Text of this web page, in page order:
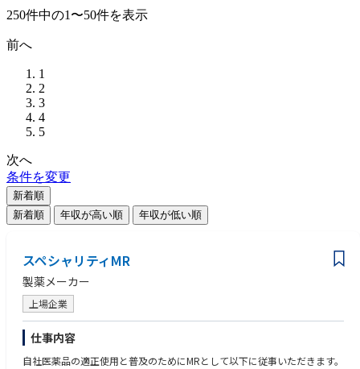
250件中の1〜50件を表示
前へ
1
2
3
4
5
次へ
条件を変更
新着順
新着順
年収が高い順 年収が低い順
スペシャリティMR
製薬メーカー
上場企業
仕事内容
自社医薬品の適正使用と普及のためにMRとして以下に従事いただきます。